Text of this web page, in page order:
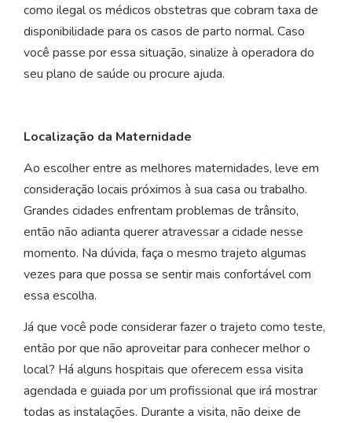
como ilegal os médicos obstetras que cobram taxa de
disponibilidade para os casos de parto normal. Caso
você passe por essa situação, sinalize à operadora do
seu plano de saúde ou procure ajuda.
Localização da Maternidade
Ao escolher entre as melhores maternidades, leve em
consideração locais próximos à sua casa ou trabalho.
Grandes cidades enfrentam problemas de trânsito,
então não adianta querer atravessar a cidade nesse
momento. Na dúvida, faça o mesmo trajeto algumas
vezes para que possa se sentir mais confortável com
essa escolha.
Já que você pode considerar fazer o trajeto como teste,
então por que não aproveitar para conhecer melhor o
local? Há alguns hospitais que oferecem essa visita
agendada e guiada por um profissional que irá mostrar
todas as instalações. Durante a visita, não deixe de